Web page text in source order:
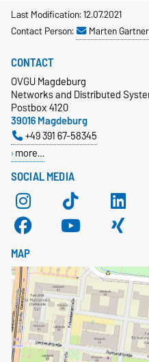
Last Modification: 12.07.2021
Contact Person:
Marten Gartner
SOCIAL MEDIA
CONTACT
OVGU Magdeburg
Networks and Distributed
Postbox 4120
39016 Magdeburg
+49 391 67-58345
more…
MAP